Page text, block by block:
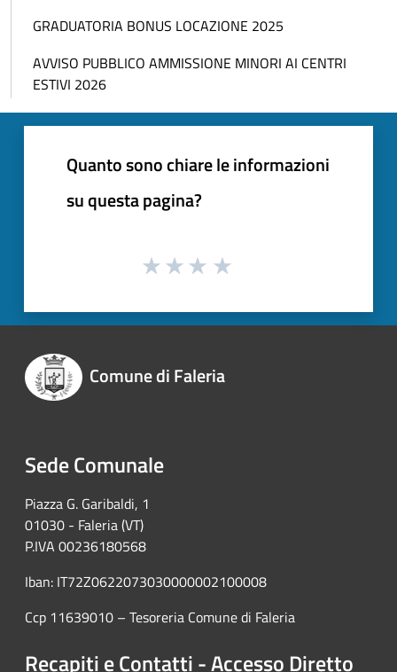
GRADUATORIA BONUS LOCAZIONE 2025
AVVISO PUBBLICO AMMISSIONE MINORI AI CENTRI
ESTIVI 2026
Quanto sono chiare le informazioni
su questa pagina?
Comune di Faleria
Sede Comunale
Piazza G. Garibaldi, 1
01030 - Faleria (VT)
P.IVA 00236180568
Iban: IT72Z0622073030000002100008
Ccp 11639010 – Tesoreria Comune di Faleria
Recapiti e Contatti - Accesso Diretto